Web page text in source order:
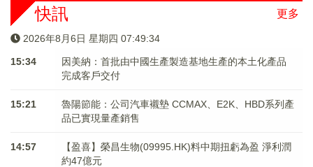
更多
快訊
2026年8月6日 星期四 07:49:34
15:34
因美納：首批由中國生產製造基地生產的本土化產品
完成客戶交付
15:21
魯陽節能：公司汽車襯墊 CCMAX、E2K、HBD系列產
品已實現量產銷售
14:57
【盈喜】榮昌生物(09995.HK)料中期扭虧為盈 淨利潤
約47億元